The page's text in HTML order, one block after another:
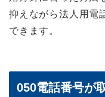
抑えながら法人用電
できます。
050電話番号が